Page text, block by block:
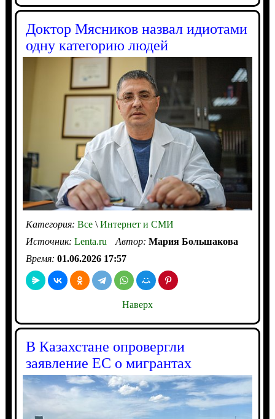
Доктор Мясников назвал идиотами
одну категорию людей
Категория: Все\Интернет и СМИ
Источник: Lenta.ru Автор: Мария Большакова
Время: 01.06.2026 17:57
Наверх
В Казахстане опровергли
заявление ЕС о мигрантах